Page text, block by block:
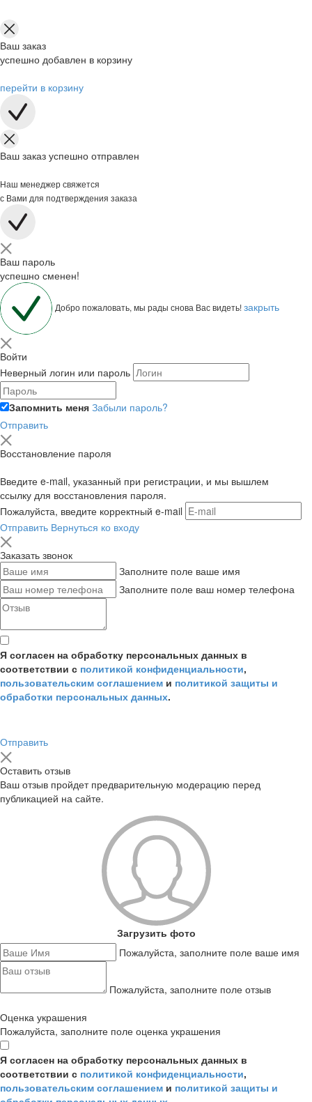
Ваш заказ
успешно добавлен в корзину
перейти в корзину
Ваш заказ успешно отправлен
Наш менеджер свяжется
с Вами для подтверждения заказа
Ваш пароль
успешно сменен!
Добро пожаловать, мы рады снова Вас видеть!закрыть
Войти
Неверный логин или пароль
Запомнить меня Забыли пароль?
Отправить
Восстановление пароля
Введите e-mail, указанный при регистрации, и мы вышлем
ссылку для восстановления пароля.
Пожалуйста, введите корректный e-mail
Отправить Вернуться ко входу
Заказать звонок
Заполните поле ваше имя
Заполните поле ваш номер телефона
Я согласен на обработку персональных данных в
соответствии с политикой конфиденциальности,
пользовательским соглашением и политикой защиты и
обработки персональных данных.
Отправить
Оставить отзыв
Ваш отзыв пройдет предварительную модерацию перед
публикацией на сайте.
Загрузить фото
Пожалуйста, заполните поле ваше имя
Пожалуйста, заполните поле отзыв
Оценка украшения
Пожалуйста, заполните поле оценка украшения
Я согласен на обработку персональных данных в
соответствии с политикой конфиденциальности,
пользовательским соглашением и политикой защиты и